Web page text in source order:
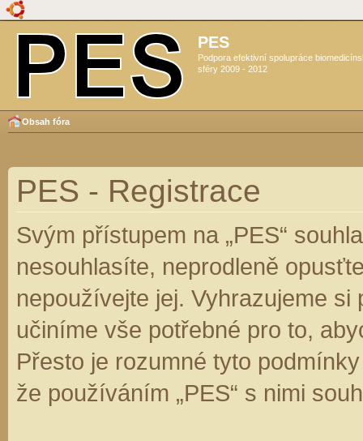
PES
Podpora efektivní spolupráce
sféry 2009 - 2012
Obsah fóra
PES - Registrace
Svým přístupem na „PES“
nesouhlasíte, neprodleně
nepoužívejte jej. Vyhrazujeme
učiníme vše potřebné pro to,
Přesto je rozumné tyto
že používáním „PES“ s nimi